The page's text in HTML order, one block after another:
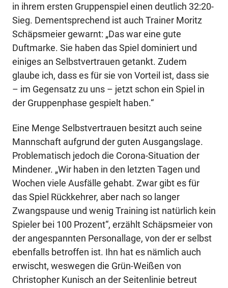
in ihrem ersten Gruppenspiel einen deutlich 32:20-
Sieg. Dementsprechend ist auch Trainer Moritz
Schäpsmeier gewarnt: „Das war eine gute
Duftmarke. Sie haben das Spiel dominiert und
einiges an Selbstvertrauen getankt. Zudem
glaube ich, dass es für sie von Vorteil ist, dass sie
– im Gegensatz zu uns – jetzt schon ein Spiel in
der Gruppenphase gespielt haben.“
Eine Menge Selbstvertrauen besitzt auch seine
Mannschaft aufgrund der guten Ausgangslage.
Problematisch jedoch die Corona-Situation der
Mindener. „Wir haben in den letzten Tagen und
Wochen viele Ausfälle gehabt. Zwar gibt es für
das Spiel Rückkehrer, aber nach so langer
Zwangspause und wenig Training ist natürlich kein
Spieler bei 100 Prozent“, erzählt Schäpsmeier von
der angespannten Personallage, von der er selbst
ebenfalls betroffen ist. Ihn hat es nämlich auch
erwischt, weswegen die Grün-Weißen von
Christopher Kunisch an der Seitenlinie betreut